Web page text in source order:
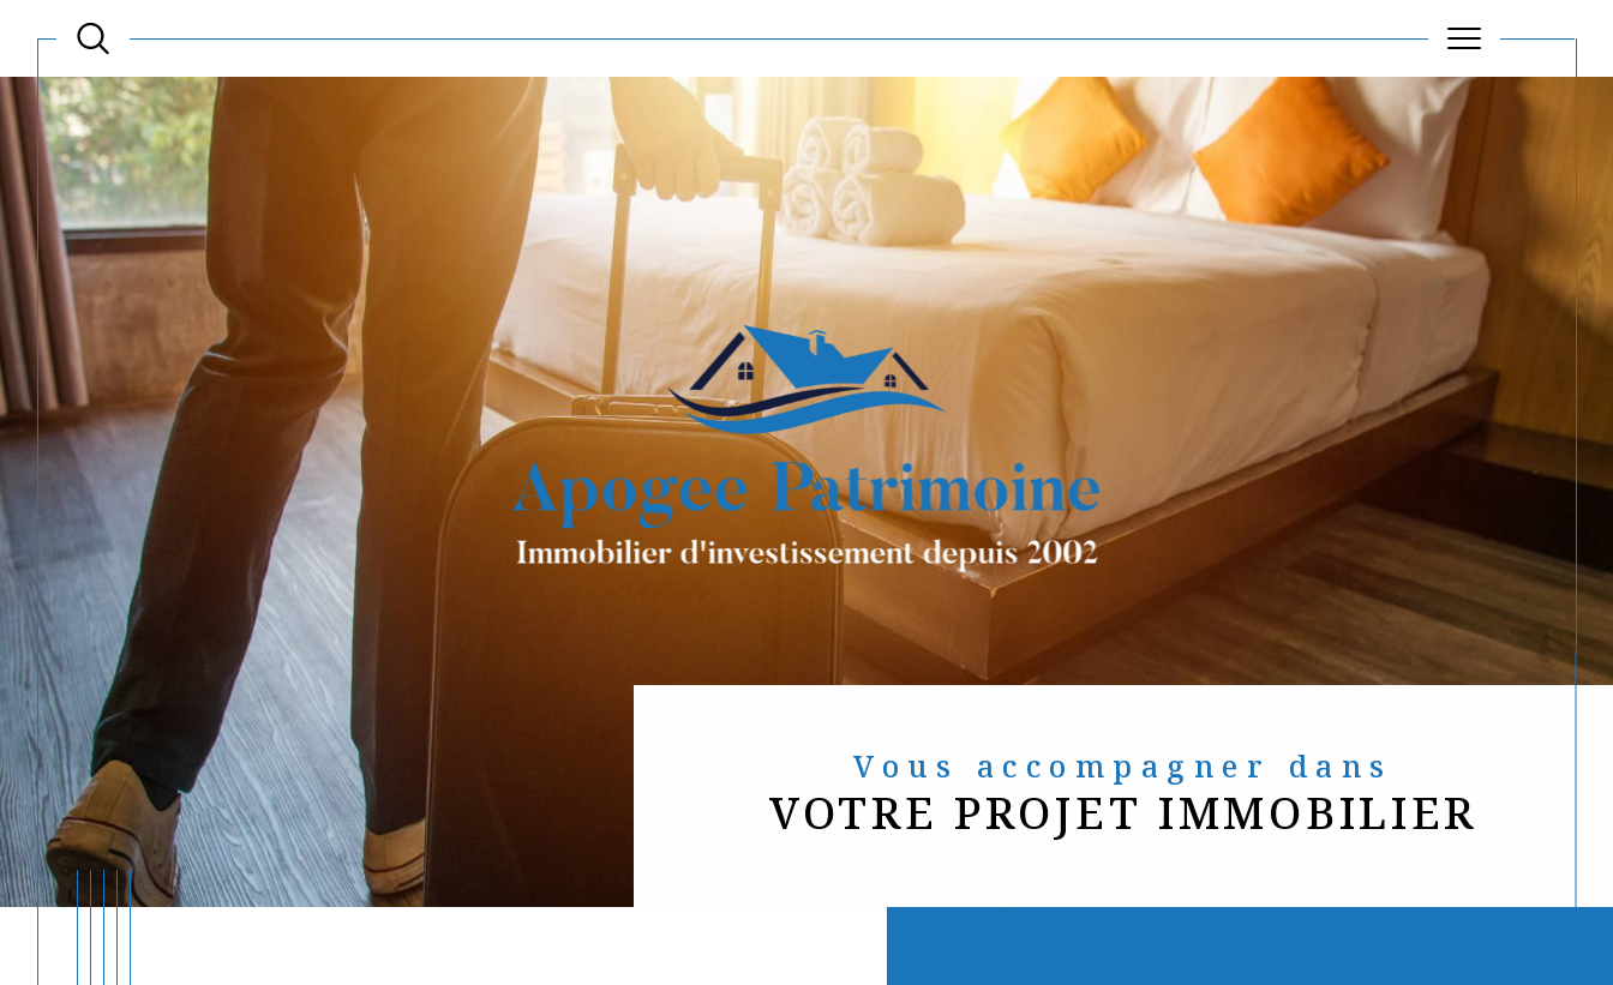
de l'ancien
Estimer
Filtrer
Voir les839annonces
Réinitialiser les filtres
Vous accompagner dans
VOTRE PROJET IMMOBILIER